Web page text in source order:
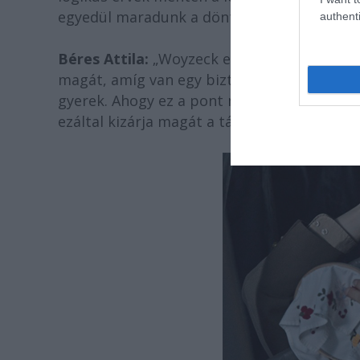
egyedül maradunk a döntéseinkkel,
Béres Attila: „Woyzeck egy apró csavar
magát, amíg van egy biztos pont a
gyerek. Ahogy ez a pont megszűnik,
ezáltal kizárja magát a társadalomból és az